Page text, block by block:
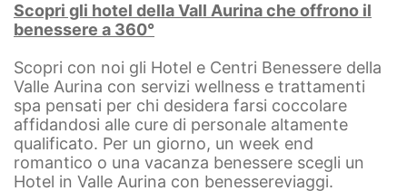
Scopri gli hotel della Vall Aurina che offrono il
benessere a 360°
Scopri con noi gli Hotel e Centri Benessere della
Valle Aurina con servizi wellness e trattamenti
spa pensati per chi desidera farsi coccolare
affidandosi alle cure di personale altamente
qualificato. Per un giorno, un week end
romantico o una vacanza benessere scegli un
Hotel in Valle Aurina con benessereviaggi.